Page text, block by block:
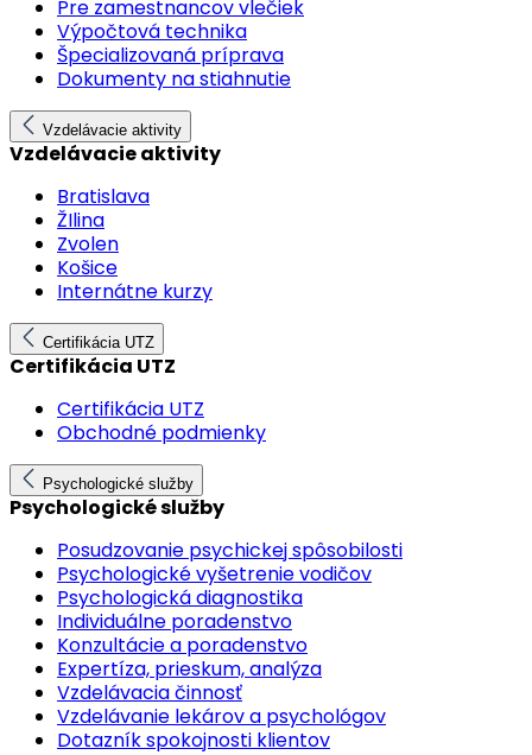
Pre zamestnancov vlečiek
Výpočtová technika
Špecializovaná príprava
Dokumenty na stiahnutie
Vzdelávacie aktivity
Vzdelávacie aktivity
Bratislava
ŽIlina
Zvolen
Košice
Internátne kurzy
Certifikácia UTZ
Certifikácia UTZ
Certifikácia UTZ
Obchodné podmienky
Psychologické služby
Psychologické služby
Posudzovanie psychickej spôsobilosti
Psychologické vyšetrenie vodičov
Psychologická diagnostika
Individuálne poradenstvo
Konzultácie a poradenstvo
Expertíza, prieskum, analýza
Vzdelávacia činnosť
Vzdelávanie lekárov a psychológov
Dotazník spokojnosti klientov